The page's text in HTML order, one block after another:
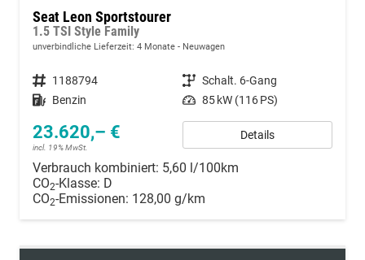
Seat Leon Sportstourer
1.5 TSI Style Family
unverbindliche Lieferzeit: 4 Monate Neuwagen
Fahrzeugnummer 1188794 Getriebe Schalt. 6-Gang
Kraftstoff Benzin Leistung 85 kW (116 PS)
23.620,– €
incl. 19% MwSt.
Details
Verbrauch kombiniert: 5,60 l/100km
CO2-Klasse: D
CO2-Emissionen: 128,00 g/km